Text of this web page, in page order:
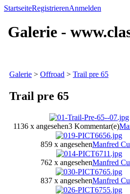
StartseiteRegistrierenAnmelden
Galerie -
Galerie > Offroad > Trail pre 65
Trail pre 65
1136 x angesehen3 Kommentar(e)
859 x angesehenManfred
762 x angesehenManfred
837 x angesehenManfred